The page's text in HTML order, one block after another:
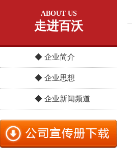
ABOUT US
走进百沃
◆ 企业简介
◆ 企业思想
◆ 企业新闻频道